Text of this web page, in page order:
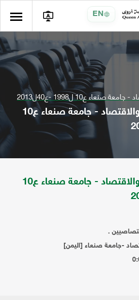
EN
صنعاء ع10 ل1998 -ع40ل2013
مجلة كلية التجارة والاقتصاد - جامعة صنعاء ع10
مجلة كلية التجارة والاقتصاد - جامعة صنعاء ع10
.
-جامعة صنعاء [اليمن]